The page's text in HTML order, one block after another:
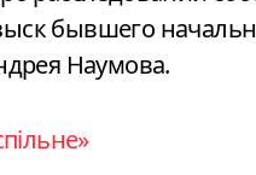
бывшего
Наумова.